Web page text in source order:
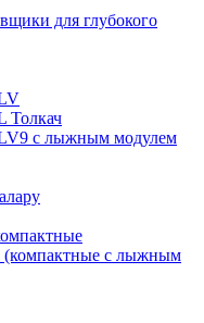
для глубокого
Толкач
с лыжным модулем
с лыжным